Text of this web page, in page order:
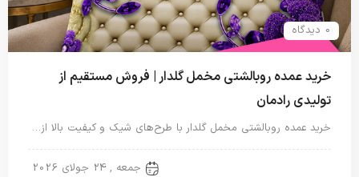
0 دیدگاه
خرید عمده روبالشتی مخمل گلدار | فروش مستقیم از
تولیدی رادمان
خرید عمده روبالشتی مخمل گلدار با طرح‌های شیک و کیفیت بالا از…
جمعه , 24 جولای 2026